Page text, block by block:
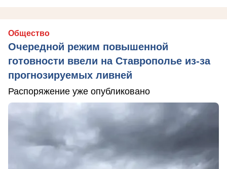
Общество
Очередной режим повышенной
готовности ввели на Ставрополье из-за
прогнозируемых ливней
Распоряжение уже опубликовано